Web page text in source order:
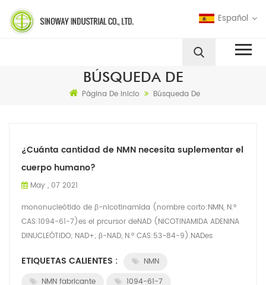
Español
BÚSQUEDA DE
Página De Inicio Búsqueda De
¿Cuánta cantidad de NMN necesita suplementar el
cuerpo humano?
May , 07 2021
mononucleótido de β-nicotinamida (nombre corto:NMN, N.º
CAS:1094-61-7)es el prcursor deNAD (NICOTINAMIDA ADENINA
DINUCLEÓTIDO; NAD+; β-NAD, N.º CAS:53-84-9).NADes
ETIQUETAS CALIENTES :
NMN
NMN fabricante
1094-61-7